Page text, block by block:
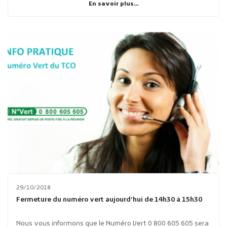
En savoir plus...
29/10/2018
Fermeture du numéro vert aujourd’hui de 14h30 à 15h30
Nous vous informons que le Numéro Vert 0 800 605 605 sera